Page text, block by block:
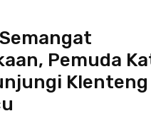
Pemuda
Klenteng